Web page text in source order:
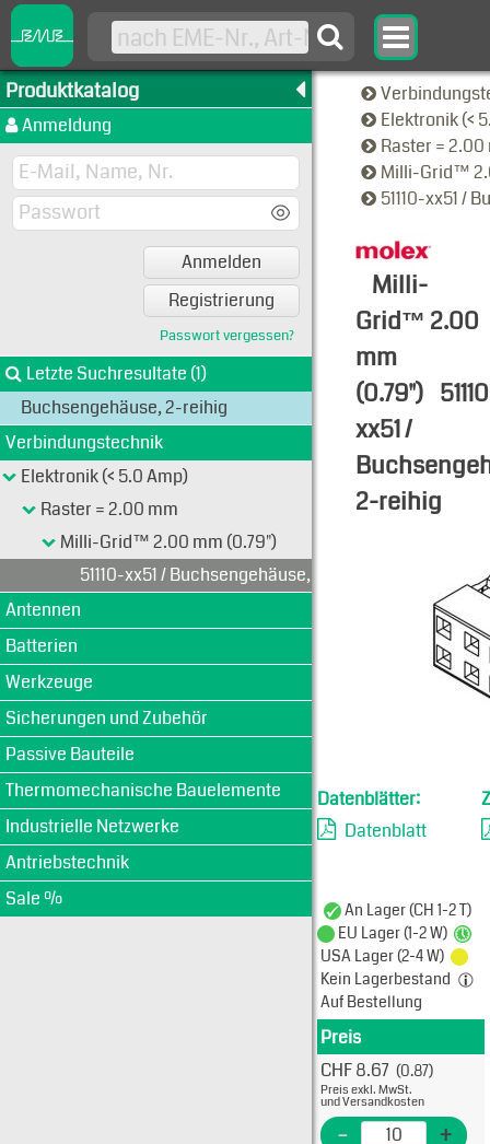
Produktkatalog
Anmeldung
Anmelden
Registrierung
Passwort vergessen?
Letzte Suchresultate (1)
Buchsengehäuse, 2-reihig
Verbindungstechnik
Elektronik (< 5.0 Amp)
Raster = 2.00 mm
Milli-Grid™ 2.00 mm (0.79")
51110-xx51 / Buchsengehäuse, 2-reihig
Antennen
Batterien
Werkzeuge
Sicherungen und Zubehör
Passive Bauteile
Thermomechanische Bauelemente
Industrielle Netzwerke
Antriebstechnik
Sale %
Elektronik (<
Raster =
Milli-Grid™
51110-xx51 /
Milli-
Grid™ 2.00
mm
(0.79")
xx51 /
2-reihig
Datenblätter:
Datenblatt
An Lager (CH 1-2 T)
EU Lager (1-2 W)
USA Lager (2-4 W)
Kein Lagerbestand
Auf Bestellung
Produkt
Preis
EME
CHF 8.67 (0.87)
Preis exkl. MwSt.
und Versandkosten
- +